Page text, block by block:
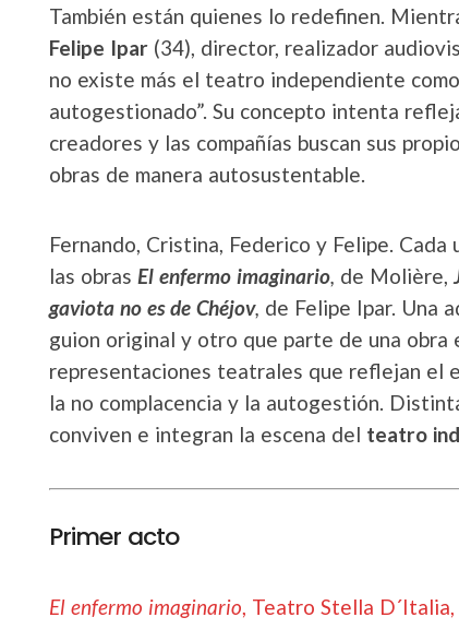
También están quienes lo redefinen.
Felipe Ipar(34), director, realizador
no existe más el teatro independiente
autogestionado”. Su concepto intenta
creadores y las compañías buscan sus
obras de manera autosustentable.
Fernando, Cristina, Federico y Felipe.
las obras El enfermo imaginario, de Molière,
gaviota no es de Chéjov, de Felipe Ipar. Una
guion original y otro que parte de una
representaciones teatrales que reflejan el
la no complacencia y la autogestión.
conviven e integran la escena del teatro
Primer acto
El enfermo imaginario, Teatro Stella